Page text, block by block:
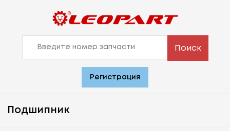
Поиск
Регистрация
Подшипник